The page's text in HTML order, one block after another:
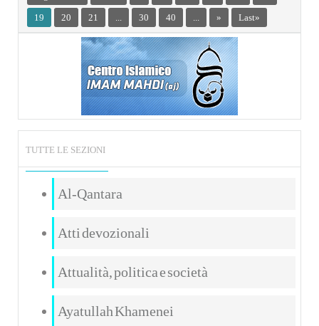
19 20 21 ... 30 40 ... » Last »
TUTTE LE SEZIONI
Al-Qantara
Atti devozionali
Attualità, politica e società
Ayatullah Khamenei